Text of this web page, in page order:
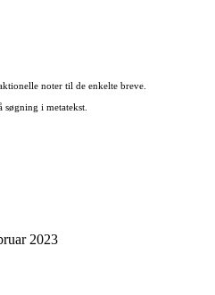
noter til de enkelte breve.
i metatekst.
2023